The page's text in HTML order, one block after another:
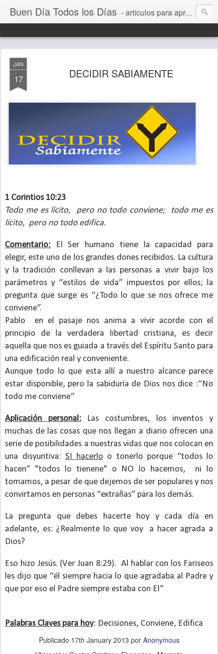
Buen Día Todos los Días - artículos para aprender a vivir mejor, un día a la vez. Por Juan C Quintero
JAN
17 DECIDIR SABIAMENTE
1 Corintios 10:23
Todo me es lícito,
pero no todo conviene;
todo me es
lícito, pero no todo edifica.
Comentario: El Ser humano tiene la capacidad para
elegir, este uno de los grandes dones recibidos. La cultura
y la tradición conllevan a las personas a vivir bajo los
parámetros y “estilos de vida” impuestos por ellos; la
pregunta que surge es “¿Todo lo que se nos ofrece me
conviene”.
Pablo en el pasaje nos anima a vivir acorde con el
principio de la verdadera libertad cristiana, es decir
aquella que nos es guiada a través del Espíritu Santo para
una edificación real y conveniente.
Aunque todo lo que esta allí a nuestro alcance parece
estar disponible, pero la sabiduría de Dios nos dice :“No
todo me conviene”
Aplicación personal:
Las costumbres, los inventos y
muchas de las cosas que nos llegan a diario ofrecen una
serie de posibilidades a nuestras vidas que nos colocan en
una disyuntiva: SI hacerlo o tonerlo porque “todos lo
hacen” "todos lo tienene" o NO lo hacemos,
ni lo
tomamos, a pesar de que dejemos de ser populares y nos
convirtamos en personas “extrañas” para los demás.
La pregunta que debes hacerte hoy y cada día en
adelante, es: ¿Realmente lo que voy
a hacer agrada a
Dios?
Eso hizo Jesús. (Ver Juan 8:29). Al hablar con los Fariseos
les dijo que “él siempre hacia lo que agradaba al Padre y
que por eso el Padre siempre estaba con El”
Palabras Claves para hoy: Decisiones, Conviene, Edifica
Publicado 17th January 2013 por Anonymous